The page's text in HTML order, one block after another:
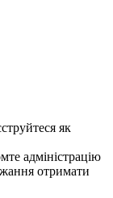
як
адміністрацію
отримати